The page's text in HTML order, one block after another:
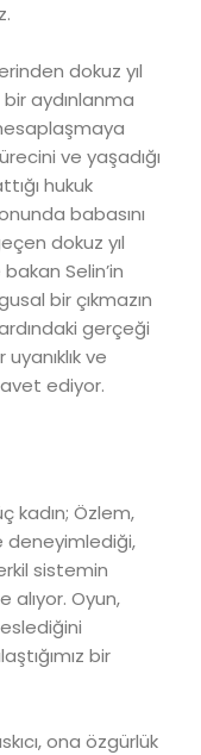
dokuz yıl
aydınlanma
ve yaşadığı
hukuk
babasını
dokuz yıl
Selin’in
bir çıkmazın
gerçeği
ve
ediyor.
kadın; Özlem,
deneyimlediği,
sistemin
Oyun,
bir
ona özgürlük